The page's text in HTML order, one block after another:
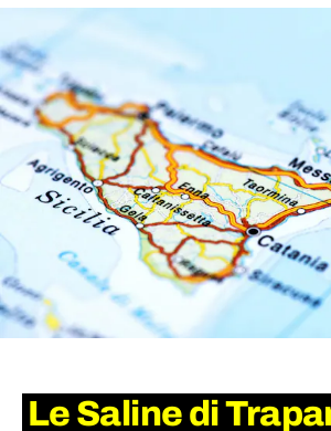
Le Saline di